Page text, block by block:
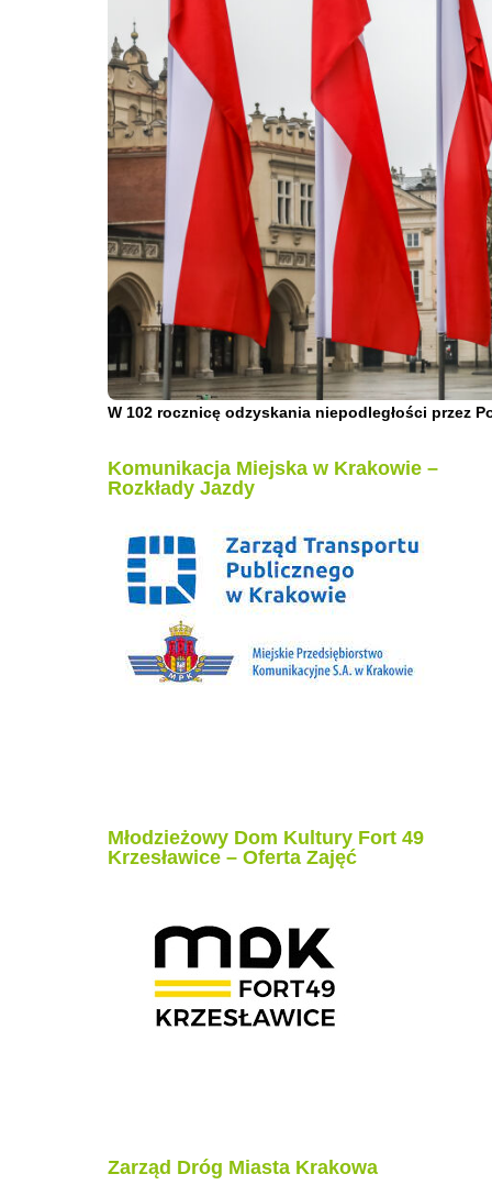
W 102 rocznicę odzyskania niepodległości przez
Komunikacja Miejska w Krakowie –
Rozkłady Jazdy
Młodzieżowy Dom Kultury Fort 49
Krzesławice – Oferta Zajęć
Zarząd Dróg Miasta Krakowa